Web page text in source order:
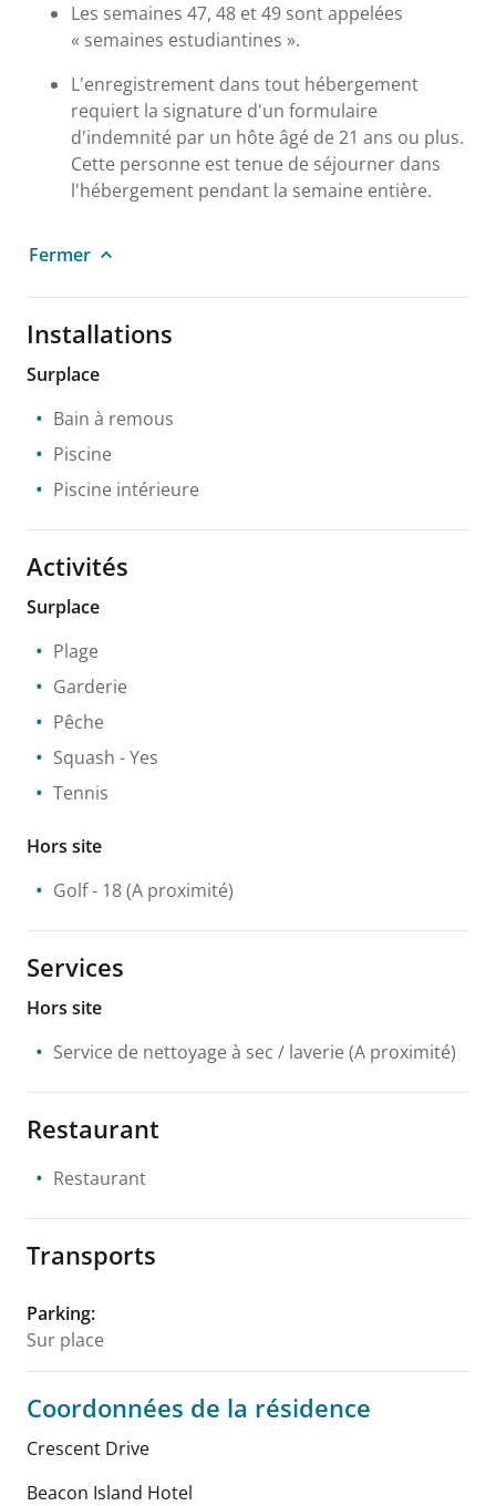
Les semaines 47, 48 et 49 sont appelées
« semaines estudiantines ».
L'enregistrement dans tout hébergement
requiert la signature d'un formulaire
d'indemnité par un hôte âgé de 21 ans ou plus.
Cette personne est tenue de séjourner dans
l'hébergement pendant la semaine entière.
Fermer
Installations
Surplace
Bain à remous
Piscine
Piscine intérieure
Activités
Surplace
Plage
Garderie
Pêche
Squash - Yes
Tennis
Hors site
Golf- 18(A proximité)
Services
Hors site
Service de nettoyage à sec / laverie (A proximité)
Restaurant
Restaurant
Transports
Parking:
Sur place
Coordonnées de la résidence
Crescent Drive
Beacon Island Hotel